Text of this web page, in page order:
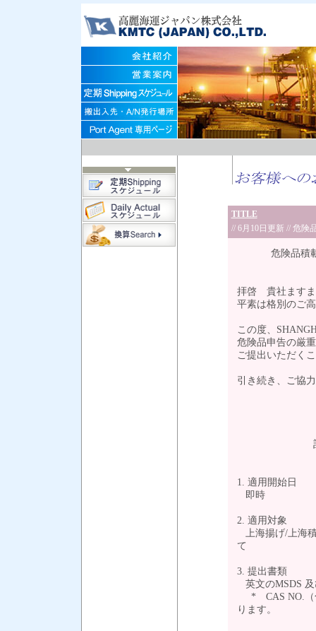
TITLE
// 6月10日更新 // 危険
危険品積載申
拝啓 貴社ますま
平素は格別のご
この度、
危険品申告の厳
ご提出いただく
引き続き、ご協
1. 適用開始日
即時
2. 適用対象
上海揚げ/上海
て
3. 提出書類
英文のMSDS
* CAS NO.（化
ります。